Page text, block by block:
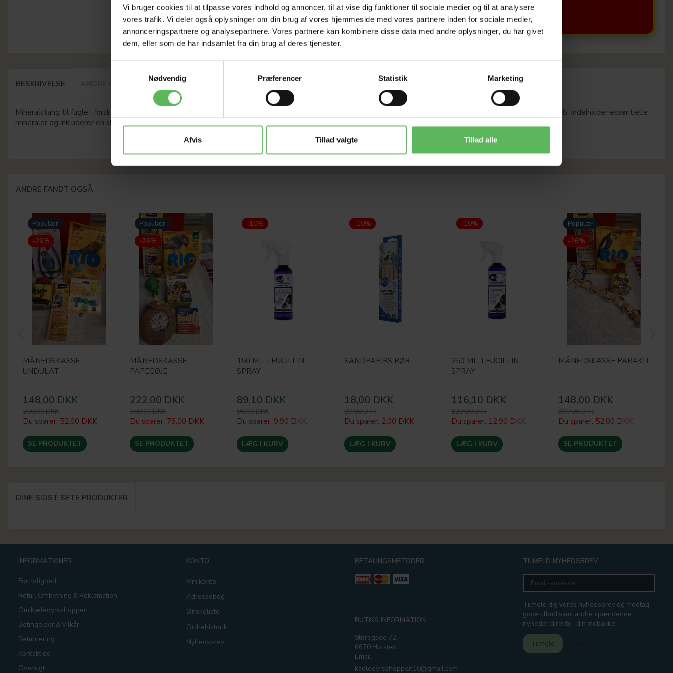
Vi bruger cookies til at tilpasse vores indhold og annoncer, til at vise dig funktioner til sociale medier og til at analysere
vores trafik. Vi deler også oplysninger om din brug af vores hjemmeside med vores partnere inden for sociale medier,
annonceringspartnere og analysepartnere. Vores partnere kan kombinere disse data med andre oplysninger, du har givet
dem, eller som de har indsamlet fra din brug af deres tjenester.
Nødvendig
Præferencer Statistik Marketing
Afvis Tillad valgte Tillad alle
BESKRIVELSE ANDRE KØBTE OGSÅ
Mineralstang til fugle i forskellige farver og størrelser og med forskellige tykkelser for at reducere belastning på fodmusklerne og naturligt trimme negle og næb. Indeholder essentielle
mineraler og inkluderer en skrueholder for at sikre fast hold i buret.
ANDRE FANDT OGSÅ
Populær
-26%
MÅNEDSKASSE
UNDULAT
148,00 DKK
200,00 DKK
Du sparer: 52,00 DKK
SE PRODUKTET
Populær
-26%
MÅNEDSKASSE
PAPEGØJE
222,00 DKK
300,00 DKK
Du sparer: 78,00 DKK
SE PRODUKTET
-10%
150 ML. LEUCILLIN
SPRAY
89,10 DKK
99,00 DKK
Du sparer: 9,90 DKK
LÆG I KURV
-10%
SANDPAPIRS RØR
18,00 DKK
20,00 DKK
Du sparer: 2,00 DKK
LÆG I KURV
-10%
250 ML. LEUCILLIN
SPRAY
116,10 DKK
129,00 DKK
Du sparer: 12,90 DKK
LÆG I KURV
Populær
-26%
MÅNEDSKASSE PARAKIT
148,00 DKK
200,00 DKK
Du sparer: 52,00 DKK
SE PRODUKTET
DINE SIDST SETE PRODUKTER
INFORMATIONER
Fortrolighed
Retur, Ombytning & Reklamation
Om Kæledyrsshoppen
Betingelser & Vilkår
Returnering
Kontakt os
Oversigt
KONTO
Min konto
Adressebog
Ønskeliste
Ordrehistorik
Nyhedsbrev
BETALINGSMETODER
BUTIKS INFORMATION
Storegade 72
6670 Holsted
Email:
kaeledyrsshoppen10@gmail.com
TILMELD NYHEDSBREV
Email-
adresse
Tilmeld dig vores nyhedsbrev og modtag
gode tilbud samt andre spændende
nyheder direkte i din indbakke.
Tilmeld